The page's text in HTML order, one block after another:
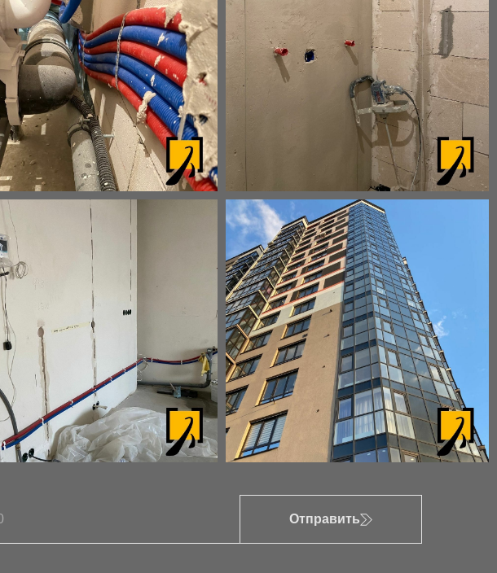
Отправить